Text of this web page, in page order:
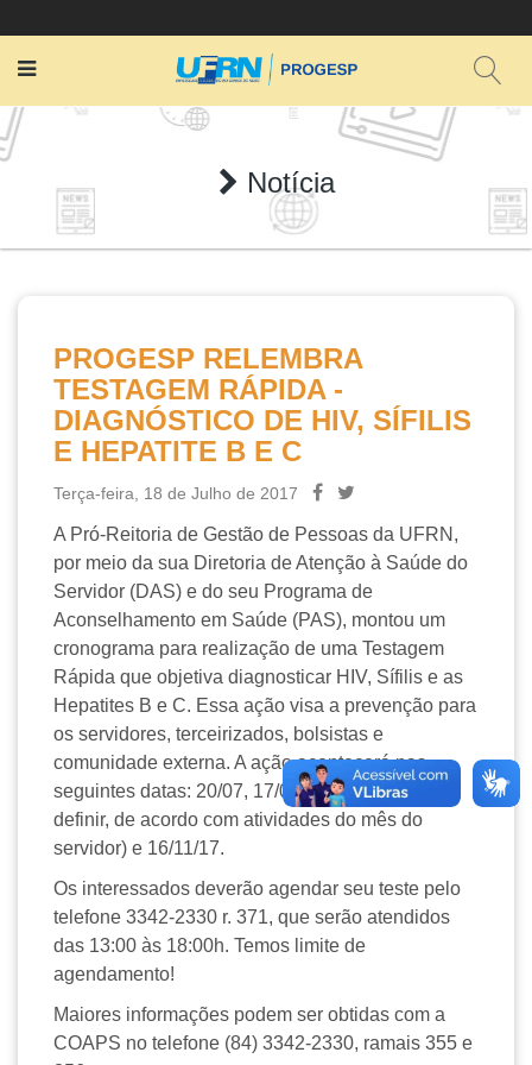
Notícia
PROGESP RELEMBRA
TESTAGEM RÁPIDA -
DIAGNÓSTICO DE HIV, SÍFILIS
E HEPATITE B E C
Terça-feira, 18 de Julho de 2017
A Pró-Reitoria de Gestão de Pessoas da UFRN,
por meio da sua Diretoria de Atenção à Saúde do
Servidor (DAS) e do seu Programa de
Aconselhamento em Saúde (PAS), montou um
cronograma para realização de uma Testagem
Rápida que objetiva diagnosticar HIV, Sífilis e as
Hepatites B e C. Essa ação visa a prevenção para
os servidores, terceirizados, bolsistas e
comunidade externa. A ação acontecerá nas
seguintes datas: 20/07, 17/08, 21/09, Outubro (a
definir, de acordo com atividades do mês do
servidor) e 16/11/17.
Os interessados deverão agendar seu teste pelo
telefone 3342-2330 r. 371, que serão atendidos
das 13:00 às 18:00h. Temos limite de
agendamento!
Maiores informações podem ser obtidas com a
COAPS no telefone (84) 3342-2330, ramais 355 e